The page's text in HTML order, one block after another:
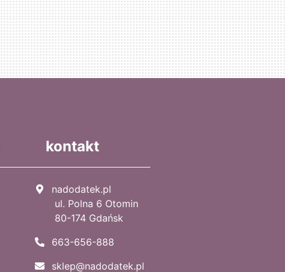
kontakt
nadodatek.pl
ul. Polna 6 Otomin
80-174 Gdańsk
663-656-888
sklep@nadodatek.pl